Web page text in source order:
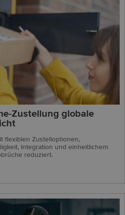
Zustellung globale
flexiblen Zustelloptionen,
Integration und einheitlichem
reduziert.